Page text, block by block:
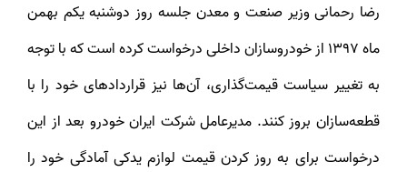
رضا رحمانی وزیر صنعت و معدن جلسه روز دوشنبه یکم بهمن
ماه 1397 از خودروسازان داخلی درخواست کرده است که با توجه
به تغییر سیاست قیمت‌گذاری، آن‌ها نیز قراردادهای خود را با
قطعه‌سازان بروز کنند. مدیرعامل شرکت ایران خودرو بعد از این
درخواست برای به روز کردن قیمت لوازم یدکی آمادگی خود را